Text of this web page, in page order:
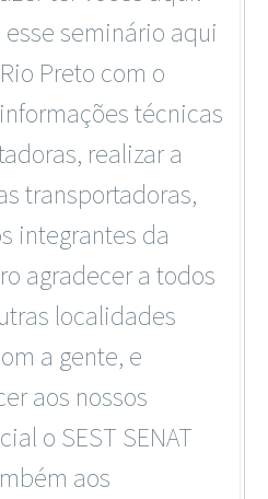
seminário aqui
Preto com o
técnicas
realizar a
transportadoras,
integrantes da
agradecer a todos
localidades
a gente, e
aos nossos
o SEST SENAT
aos